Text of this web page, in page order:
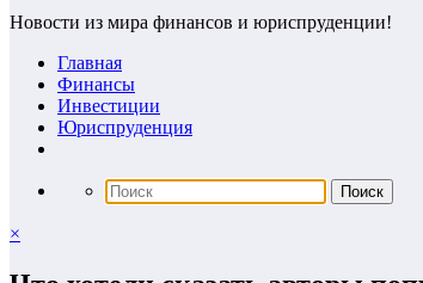
Новости из мира финансов и юриспруденции!
Главная
Финансы
Инвестиции
Юриспруденция
×